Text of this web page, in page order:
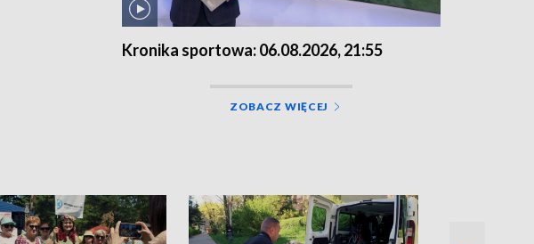
Kronika sportowa: 06.08.2026, 21:55
ZOBACZ WIĘCEJ